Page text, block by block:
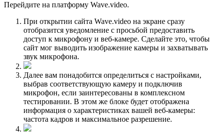
Перейдите на платформу Wave.video.
При открытии сайта Wave.video на экране сразу
отобразится уведомление с просьбой предоставить
доступ к микрофону и веб-камере. Сделайте это, чтобы
сайт мог выводить изображение камеры и захватывать
звук микрофона.
Далее вам понадобится определиться с настройками,
выбрав соответствующую камеру и подключив
микрофон, если заинтересованы в комплексном
тестировании. В этом же блоке будет отображена
информация о характеристиках вашей веб-камеры:
частота кадров и максимальное разрешение.